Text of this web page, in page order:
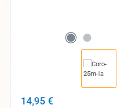
Regulärer Preis:
14,95 €